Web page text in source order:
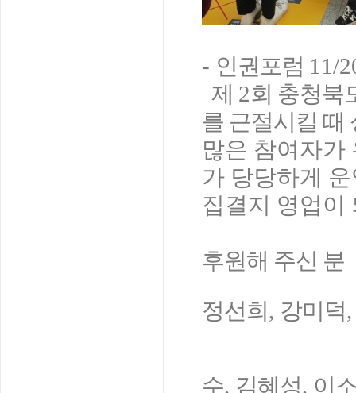
- 인권포럼 11/
제 2회 충청북
를 근절시킬 때
많은 참여자가
가 당당하게
집결지 영업이
후원해 주신 분
정선희, 강미덕
수, 김혜성, 이